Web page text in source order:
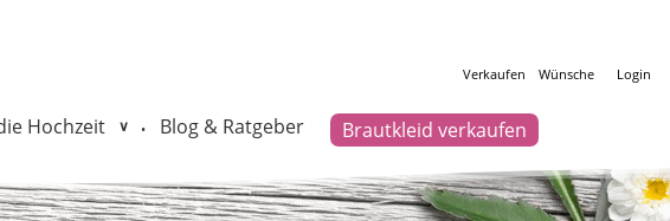
Login
Wünsche
Verkaufen
Hochzeit • Blog & Ratgeber Brautkleid verkaufen